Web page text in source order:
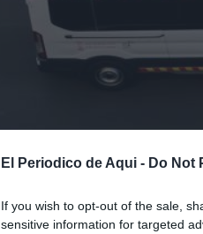
El Periodico de Aqui - Do Not
If you wish to opt-out of the sale,
sensitive information for targeted